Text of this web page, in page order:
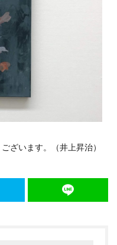
ざいます。（井上昇治）